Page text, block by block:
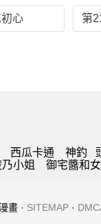
心 第
西瓜卡通 神釣
小姐 御宅醬和
畫 · SITEMAP ·